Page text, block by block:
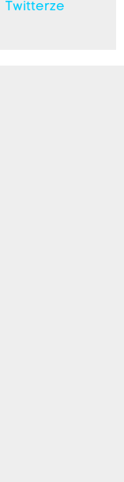
Twitterze